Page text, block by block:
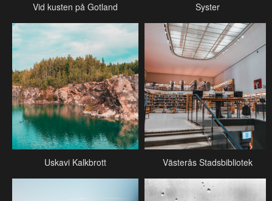
Vid kusten på Gotland Syster
Uskavi Kalkbrott Västerås Stadsbibliotek